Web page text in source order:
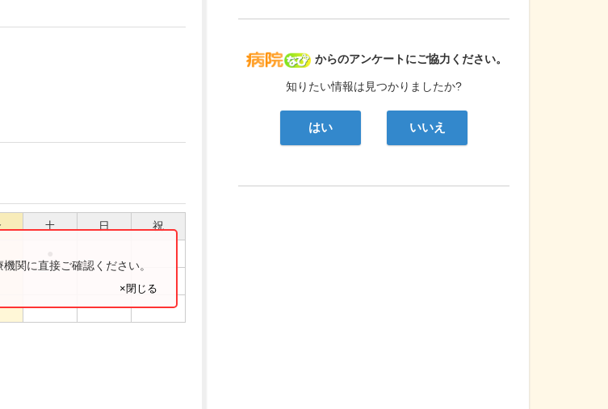
土 日 祝
関に直接ご確認ください。
×閉じる
病院なび
からのアンケートにご協力ください。
知りたい情報は見つかりましたか?
はい いいえ